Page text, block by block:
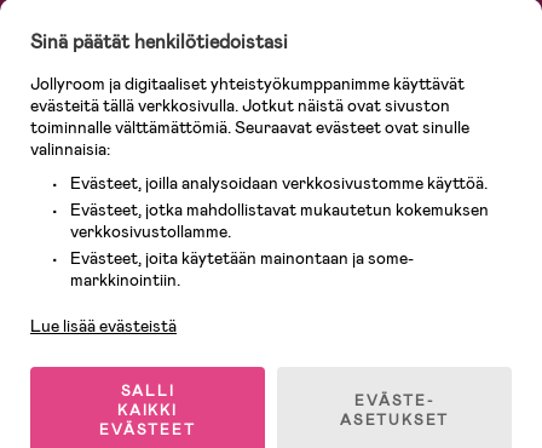
lastentarvikkeita sekä paljon muuta. Meiltä löydät lukuisia tunnettuja
KidKraft, Ergobaby, Philips Avent, Neonate, Cybex, LEGO ja monia muita!
Tervetuloa shoppailemaan Pohjoismaiden suurimpaan lastentarvikkeiden
verkkokauppaan!
Sinä päätät henkilötiedoistasi
Jollyroom ja digitaaliset yhteistyökumppanimme käyttävät
evästeitä tällä verkkosivulla. Jotkut näistä ovat sivuston
toiminnalle välttämättömiä. Seuraavat evästeet ovat sinulle
valinnaisia:
Evästeet, joilla analysoidaan verkkosivustomme käyttöä.
Evästeet, jotka mahdollistavat mukautetun kokemuksen
verkkosivustollamme.
Evästeet, joita käytetään mainontaan ja some-
markkinointiin.
Lue lisää evästeistä
SALLI
KAIKKI
EVÄSTEET
EVÄSTE-
ASETUKSET